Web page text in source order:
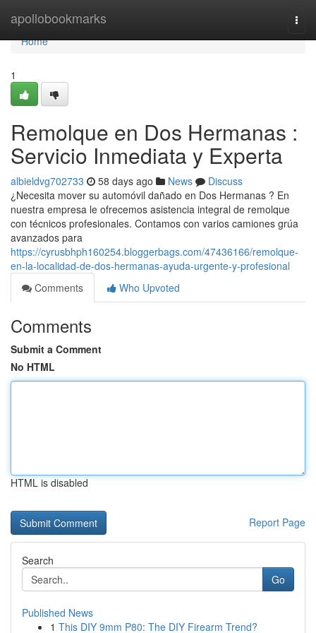
apollobookmarks
Home
Home
1
Remolque en Dos Hermanas :
Servicio Inmediata y Experta
albieldvg702733 58 days ago News
Discuss
¿Necesita mover su automóvil dañado en Dos Hermanas ? En
nuestra empresa le ofrecemos asistencia integral de remolque
con técnicos profesionales. Contamos con varios camiones grúa
avanzados para
https://cyrusbhph160254.bloggerbags.com/47436166/remolque-
en-la-localidad-de-dos-hermanas-ayuda-urgente-y-profesional
Comments
Who Upvoted
Comments
Submit a Comment
No HTML
HTML is disabled
Report Page
Search
Go
Published News
1 This DIY 9mm P80: The DIY Firearm Trend?